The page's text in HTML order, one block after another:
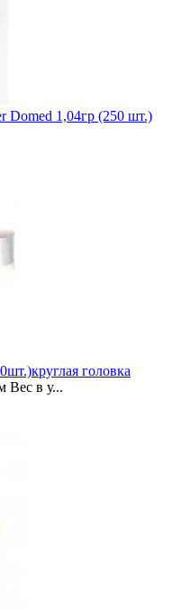
Domed 1,04гр (250 шт.)
головка
Вес в у...